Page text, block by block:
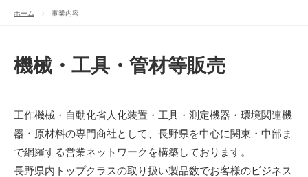
ホーム 事業内容
機械・工具・管材等販売
工作機械・自動化省人化装置・工具・測定機器・環境関連機
器・原材料の専門商社として、長野県を中心に関東・中部ま
で網羅する営業ネットワークを構築しております。
長野県内トップクラスの取り扱い製品数でお客様のビジネス